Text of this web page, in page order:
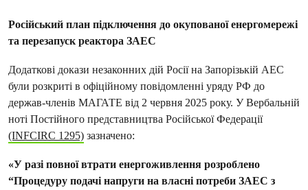
Російський план підключення до окупованої енергомережі
та перезапуск реактора ЗАЕС
Додаткові докази незаконних дій Росії на Запорізькій АЕС
були розкриті в офіційному повідомленні уряду РФ до
держав-членів МАГАТЕ від 2 червня 2025 року. У Вербальній
ноті Постійного представництва Російської Федерації
(INFCIRC 1295) зазначено:
«У разі повної втрати енергоживлення розроблено
“Процедуру подачі напруги на власні потреби ЗАЕС з